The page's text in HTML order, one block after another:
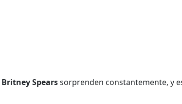
Britney Spearssorprenden constantemente, y